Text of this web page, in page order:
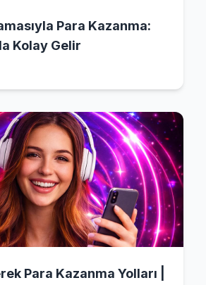
Para Kazanma:
Kolay Gelir
Para Kazanma Yolları |